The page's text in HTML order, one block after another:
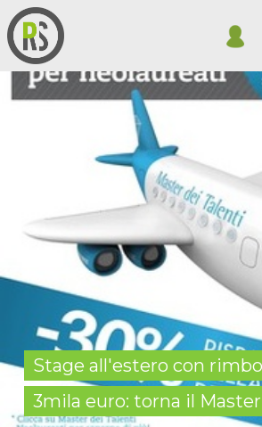
Stage all'estero con
3mila euro: torna il